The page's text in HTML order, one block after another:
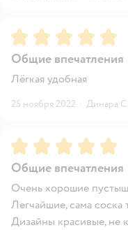
Рейтинг:5
Общие впечатления
Лёгкая удобная
25 ноября 2022 · Динара С.
Рейтинг:5
Общие впечатления
Очень хорошие
Легчайшие, сама соска
Дизайны красивые, не